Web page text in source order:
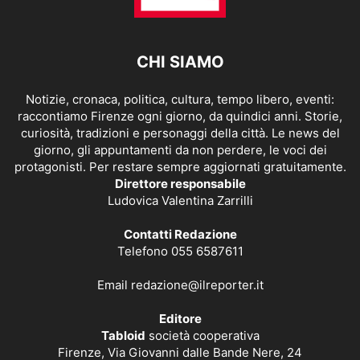
CHI SIAMO
Notizie, cronaca, politica, cultura, tempo libero, eventi:
raccontiamo Firenze ogni giorno, da quindici anni. Storie,
curiosità, tradizioni e personaggi della città. Le news del
giorno, gli appuntamenti da non perdere, le voci dei
protagonisti. Per restare sempre aggiornati gratuitamente.
Direttore responsabile
Ludovica Valentina Zarrilli
Contatti Redazione
Telefono 055 6587611
Email redazione@ilreporter.it
Editore
Tabloid società cooperativa
Firenze, Via Giovanni dalle Bande Nere, 24